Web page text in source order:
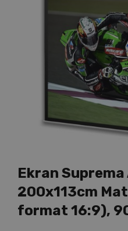
Ekran
200x113cm
format 16:9),